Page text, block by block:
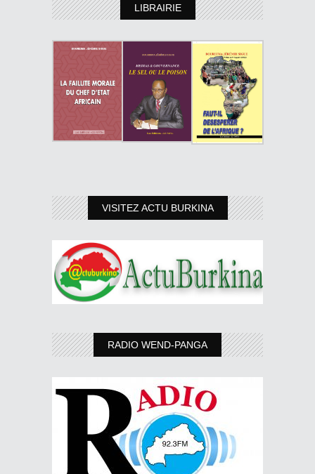
LIBRAIRIE
VISITEZ ACTU BURKINA
RADIO WEND-PANGA